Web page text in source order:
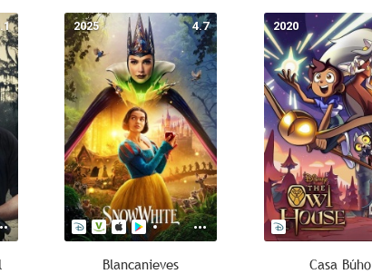
4.7
2025
Blancanieves
2020
Casa Búho